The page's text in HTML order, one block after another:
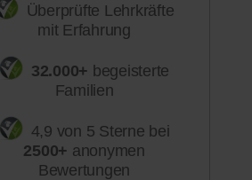
Überprüfte Lehrkräfte
mit Erfahrung
32.000+ begeisterte
Familien
4,9 von 5 Sterne bei
2500+ anonymen
Bewertungen